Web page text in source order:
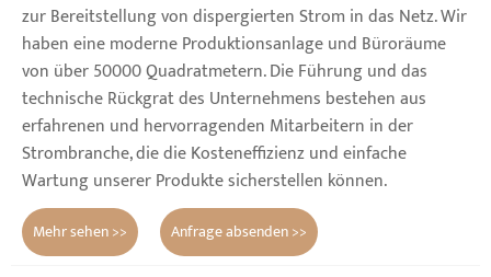
zur Bereitstellung von dispergierten Strom in das Netz. Wir
haben eine moderne Produktionsanlage und Büroräume
von über 50000 Quadratmetern. Die Führung und das
technische Rückgrat des Unternehmens bestehen aus
erfahrenen und hervorragenden Mitarbeitern in der
Strombranche, die die Kosteneffizienz und einfache
Wartung unserer Produkte sicherstellen können.
Mehr sehen >> Anfrage absenden >>